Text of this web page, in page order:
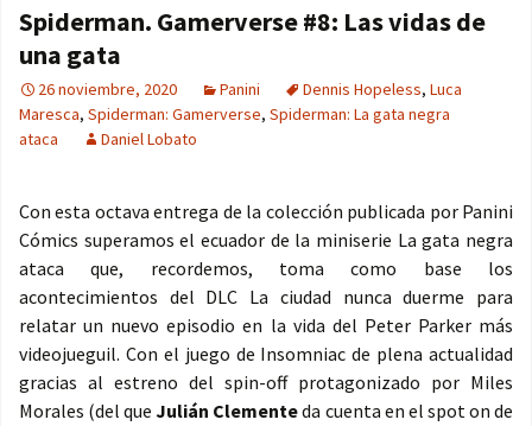
Spiderman. Gamerverse #8: Las vidas de
una gata
26 noviembre, 2020 Panini Dennis Hopeless, Luca
Maresca, Spiderman: Gamerverse, Spiderman: La gata negra
ataca
Daniel Lobato
Con esta octava entrega de la colección publicada por Panini
Cómics superamos el ecuador de la miniserie La gata negra
ataca que, recordemos, toma como base los
acontecimientos del DLC La ciudad nunca duerme para
relatar un nuevo episodio en la vida del Peter Parker más
videojueguil. Con el juego de Insomniac de plena actualidad
gracias al estreno del spin-off protagonizado por Miles
Morales (del queJulián Clementeda cuenta en el spot on de